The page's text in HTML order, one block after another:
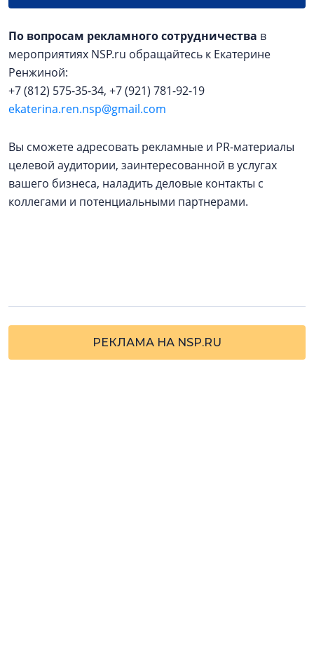
По вопросам рекламного сотрудничества в
мероприятиях NSP.ru обращайтесь к Екатерине
Ренжиной:
+7 (812) 575-35-34, +7 (921) 781-92-19
ekaterina.ren.nsp@gmail.com
Вы сможете адресовать рекламные и PR-материалы
целевой аудитории, заинтересованной в услугах
вашего бизнеса, наладить деловые контакты с
коллегами и потенциальными партнерами.
РЕКЛАМА НА NSP.RU